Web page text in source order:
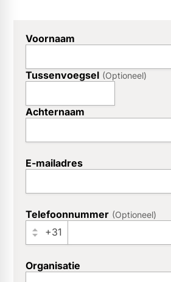
InternalFormDataPassing
specialProtectedFaxNumber
emailForCompanyContact
Voornaam
Tussenvoegsel Optioneel
Achternaam
E-mailadres
Telefoonnummer Optioneel
+31
Organisatie